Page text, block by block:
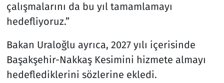
çalışmalarını da bu yıl tamamlamayı
hedefliyoruz.”
Bakan Uraloğlu ayrıca, 2027 yılı içerisinde
Başakşehir-Nakkaş Kesimini hizmete almayı
hedeflediklerini sözlerine ekledi.